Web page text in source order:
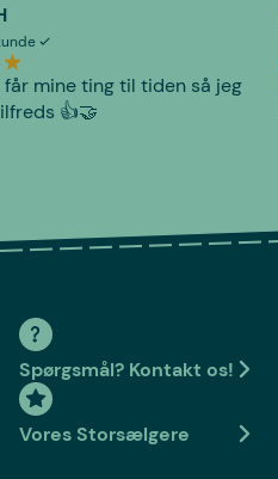
får mine ting til tiden så jeg
👍🤝
Spørgsmål? Kontakt os!
Vores Storsælgere